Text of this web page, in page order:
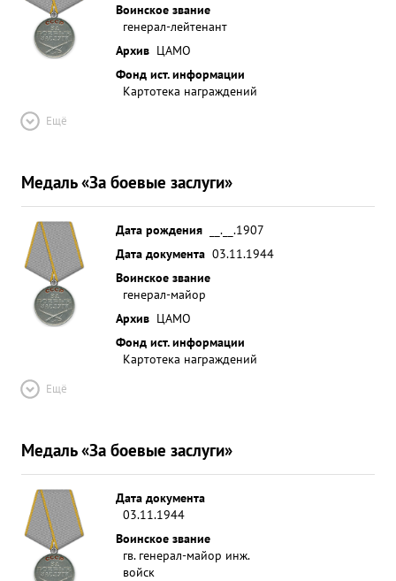
Воинское звание
генерал-лейтенант
Архив ЦАМО
Фонд ист. информации
Картотека награждений
Ещё
Медаль «За боевые заслуги»
Дата рождения
__.__.1907
Дата документа 03.11.1944
Воинское звание
генерал-майор
Архив ЦАМО
Фонд ист. информации
Картотека награждений
Ещё
Медаль «За боевые заслуги»
Дата документа
03.11.1944
Воинское звание
гв. генерал-майор инж.
войск